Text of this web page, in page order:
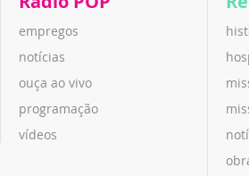
empregos
notícias
ouça ao vivo
programação
vídeos